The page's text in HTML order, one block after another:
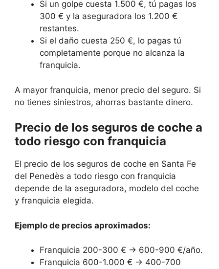
Si un golpe cuesta 1.500 €, tú pagas los
300 € y la aseguradora los 1.200 €
restantes.
Si el daño cuesta 250 €, lo pagas tú
completamente porque no alcanza la
franquicia.
A mayor franquicia, menor precio del seguro. Si
no tienes siniestros, ahorras bastante dinero.
Precio de los seguros de coche a
todo riesgo con franquicia
El precio de los seguros de coche en Santa Fe
del Penedès a todo riesgo con franquicia
depende de la aseguradora, modelo del coche
y franquicia elegida.
Ejemplo de precios aproximados:
Franquicia 200-300 € → 600-900 €/año.
Franquicia 600-1.000 € → 400-700